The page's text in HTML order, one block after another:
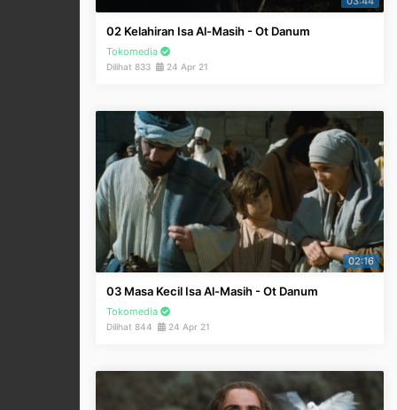
02 Kelahiran Isa Al-Masih - Ot Danum
Tokomedia
Dilihat 833 24 Apr 21
02:16
03 Masa Kecil Isa Al-Masih - Ot Danum
Tokomedia
Dilihat 844 24 Apr 21